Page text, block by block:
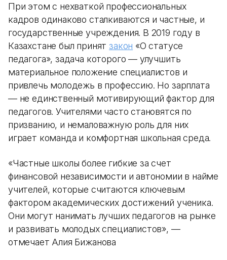
При этом с нехваткой профессиональных
кадров одинаково сталкиваются и частные, и
государственные учреждения. В 2019 году в
Казахстане был принят закон «О статусе
педагога», задача которого — улучшить
материальное положение специалистов и
привлечь молодежь в профессию. Но зарплата
— не единственный мотивирующий фактор для
педагогов. Учителями часто становятся по
призванию, и немаловажную роль для них
играет команда и комфортная школьная среда.
«Частные школы более гибкие за счет
финансовой независимости и автономии в найме
учителей, которые считаются ключевым
фактором академических достижений ученика.
Они могут нанимать лучших педагогов на рынке
и развивать молодых специалистов», —
отмечает Алия Бижанова